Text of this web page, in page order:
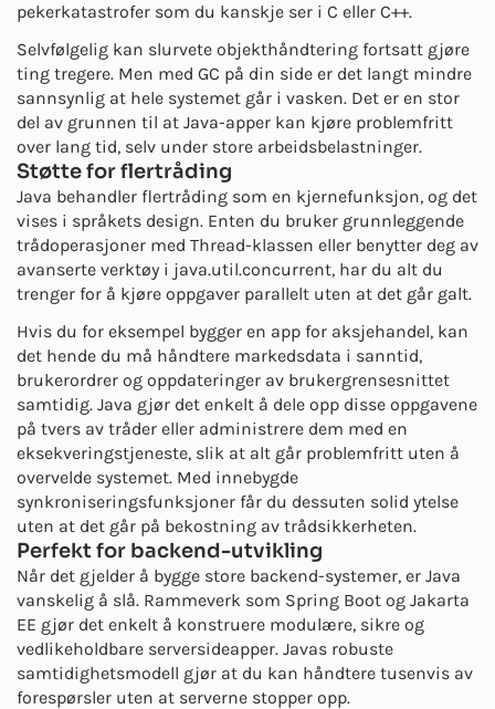
pekerkatastrofer som du kanskje ser i C eller C++.
Selvfølgelig kan slurvete objekthåndtering fortsatt gjøre
ting tregere. Men med GC på din side er det langt mindre
sannsynlig at hele systemet går i vasken. Det er en stor
del av grunnen til at Java-apper kan kjøre problemfritt
over lang tid, selv under store arbeidsbelastninger.
Støtte for flertråding
Java behandler flertråding som en kjernefunksjon, og det
vises i språkets design. Enten du bruker grunnleggende
trådoperasjoner med Thread-klassen eller benytter deg av
avanserte verktøy i java.util.concurrent, har du alt du
trenger for å kjøre oppgaver parallelt uten at det går galt.
Hvis du for eksempel bygger en app for aksjehandel, kan
det hende du må håndtere markedsdata i sanntid,
brukerordrer og oppdateringer av brukergrensesnittet
samtidig. Java gjør det enkelt å dele opp disse oppgavene
på tvers av tråder eller administrere dem med en
eksekveringstjeneste, slik at alt går problemfritt uten å
overvelde systemet. Med innebygde
synkroniseringsfunksjoner får du dessuten solid ytelse
uten at det går på bekostning av trådsikkerheten.
Perfekt for backend-utvikling
Når det gjelder å bygge store backend-systemer, er Java
vanskelig å slå. Rammeverk som Spring Boot og Jakarta
EE gjør det enkelt å konstruere modulære, sikre og
vedlikeholdbare serversideapper. Javas robuste
samtidighetsmodell gjør at du kan håndtere tusenvis av
forespørsler uten at serverne stopper opp.